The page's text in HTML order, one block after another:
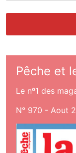
Pêche et
Le nº1 des
N° 970 - Aout